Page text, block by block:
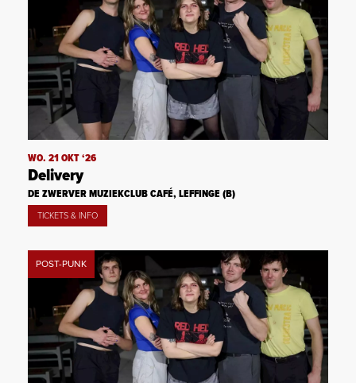
WO. 21 OKT ‘26
Delivery
DE ZWERVER MUZIEKCLUB CAFÉ, LEFFINGE (B)
TICKETS & INFO
POST-PUNK